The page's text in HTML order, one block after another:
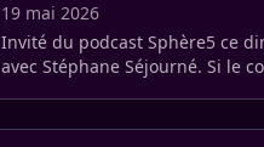
19 mai 2026
Invité du podcast Sphère5 ce
avec Stéphane Séjourné. Si le